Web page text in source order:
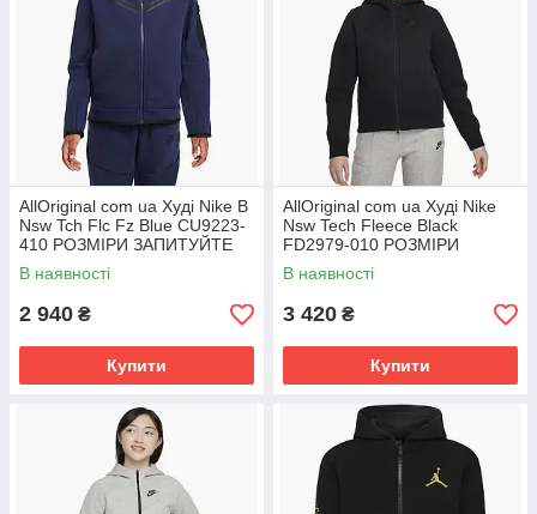
AllOriginal com ua Худі Nike B
Nsw Tch Flc Fz Blue CU9223-
410 РОЗМІРИ ЗАПИТУЙТЕ
В наявності
2 940 ₴
Купити
AllOriginal com ua Худі Nike
Nsw Tech Fleece Black
FD2979-010 РОЗМІРИ
ЗАПИТУЙТЕ
В наявності
3 420 ₴
Купити